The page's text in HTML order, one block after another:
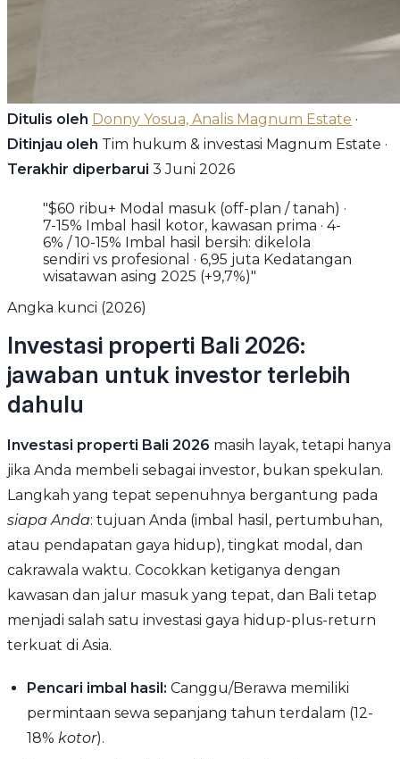
Ditulis oleh Donny Yosua, Analis Magnum Estate ·
Ditinjau oleh Tim hukum & investasi Magnum Estate ·
Terakhir diperbarui 3 Juni 2026
"$60 ribu+ Modal masuk (off-plan / tanah) ·
7-15% Imbal hasil kotor, kawasan prima · 4-
6% / 10-15% Imbal hasil bersih: dikelola
sendiri vs profesional · 6,95 juta Kedatangan
wisatawan asing 2025 (+9,7%)"
Angka kunci (2026)
Investasi properti Bali 2026:
jawaban untuk investor terlebih
dahulu
Investasi properti Bali 2026 masih layak, tetapi hanya
jika Anda membeli sebagai investor, bukan spekulan.
Langkah yang tepat sepenuhnya bergantung pada
siapa Anda: tujuan Anda (imbal hasil, pertumbuhan,
atau pendapatan gaya hidup), tingkat modal, dan
cakrawala waktu. Cocokkan ketiganya dengan
kawasan dan jalur masuk yang tepat, dan Bali tetap
menjadi salah satu investasi gaya hidup-plus-return
terkuat di Asia.
Pencari imbal hasil: Canggu/Berawa memiliki
permintaan sewa sepanjang tahun terdalam (12-
18%kotor).